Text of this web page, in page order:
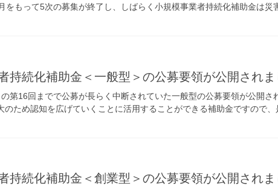
をもって5次の募集が終了し、しばらく小規模事業者持続化補助金は災
持続化補助金＜一般型＞の公募要領が公開されま
第16回までで公募が長らく中断されていた一般型の公募要領が公開さ
のため認知を広げていくことに活用することができる補助金ですので
持続化補助金＜創業型＞の公募要領が公開されま